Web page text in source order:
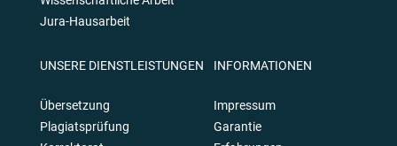
Jura-Hausarbeit
UNSERE DIENSTLEISTUNGEN
Übersetzung
Plagiatsprüfung
INFORMATIONEN
Impressum
Garantie